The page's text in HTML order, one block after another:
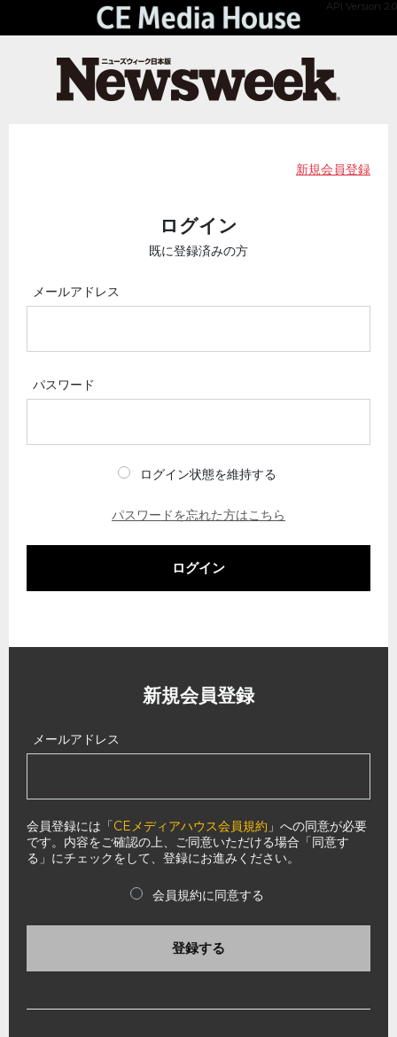
API Version 2.0
新規会員登録
ログイン
既に登録済みの方
メールアドレス
パスワード
ログイン状態を維持する
パスワードを忘れた方はこちら
ログイン
新規会員登録
メールアドレス
会員登録には「CEメディアハウス会員規約 」への同意が必要
です。内容をご確認の上、ご同意いただける場合「同意す
る」にチェックをして、登録にお進みください。
会員規約に同意する
登録する